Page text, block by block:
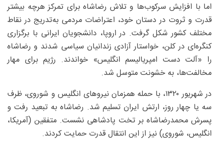
اما با افزایش سرکوب‌ها و تلاش رضاشاه برای تمرکز هرچه بیشتر
قدرت و ثروت در دستان خود، اعتراضات مردمی به‌تدریج در نقاط
مختلف کشور شکل گرفت. در اروپا، دانشجویان ایرانی با برگزاری
کنگره‌ای در کلن، خواستار آزادی زندانیان سیاسی شدند و رضاشاه
را «آلت دست امپریالیسم انگلیس» خواندند. رژیم برای مهار
مخالفت‌ها، به خشونت متوسل شد.
در شهریور ۱۳۲۰، با حمله همزمان نیروهای انگلیس و شوروی، ظرف
سه یا چهار روز، ارتش ایران تسلیم شد. رضاشاه به تبعید رفت و
پسرش محمدرضاشاه بر تخت پادشاهی نشست. متفقین (آمریکا،
انگلیس، شوروی) نیز از این انتقال قدرت حمایت کردند.